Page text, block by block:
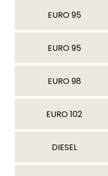
EURO 95
EURO 95
EURO 98
EURO 102
DIESEL